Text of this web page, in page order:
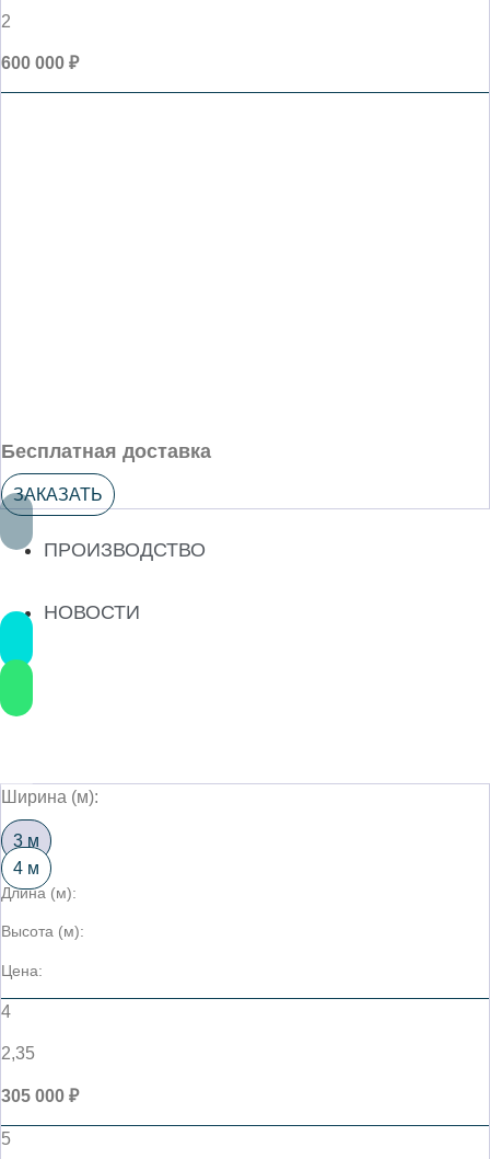
2
600 000 ₽
Бесплатная доставка
ЗАКАЗАТЬ
ПРОИЗВОДСТВО
НОВОСТИ
Ширина (м):
3 м
4 м
Длина (м):
Высота (м):
Цена:
4
2,35
305 000 ₽
5